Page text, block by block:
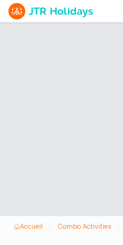
Accueil Combo Activities